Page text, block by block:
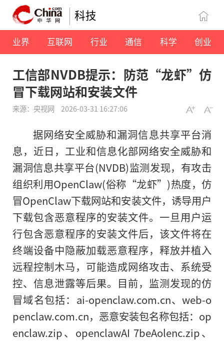
科技
业界 互联网 行业 通信 科学 创业
工信部NVDB提示：防范“龙虾”仿
冒下载网站和安装文件
来源：央视网 2026-03-31 16:27:06
据网络安全威胁和漏洞信息共享平台消
息，近日，工业和信息化部网络安全威胁和
漏洞信息共享平台(NVDB)监测发现，有攻击
组织利用OpenClaw(俗称“龙虾”)热度，仿
冒OpenClaw下载网站和安装文件，诱导用户
下载包含恶意程序的安装文件。一旦用户运
行包含恶意程序的安装文件后，该文件将在
终端设备中隐蔽加载恶意程序，释放并植入
远程控制木马，可能造成网络攻击、系统受
控、信息泄露等后果。目前，监测发现的仿
冒域名包括：ai-openclaw.com.cn、web-o
penclaw.com.cn，恶意安装包名称包括：op
enclaw.zip、openclawAI 7beAolenc.zip、